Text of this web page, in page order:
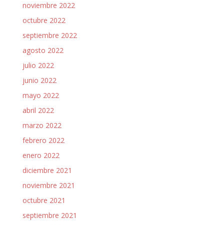
noviembre 2022
octubre 2022
septiembre 2022
agosto 2022
julio 2022
junio 2022
mayo 2022
abril 2022
marzo 2022
febrero 2022
enero 2022
diciembre 2021
noviembre 2021
octubre 2021
septiembre 2021